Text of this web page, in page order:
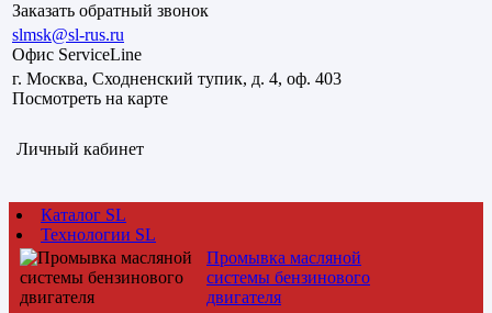
Заказать обратный звонок
slmsk@sl-rus.ru
Офис ServiceLine
г. Москва, Сходненский тупик, д. 4, оф. 403
Посмотреть на карте
Личный кабинет
Каталог SL
Технологии SL
Промывка масляной
системы бензинового
двигателя